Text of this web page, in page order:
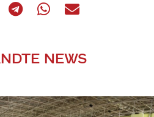
NEWS